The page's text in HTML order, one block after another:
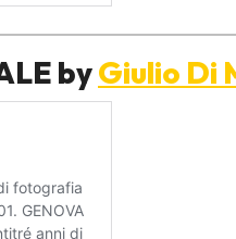
byGiulio Di